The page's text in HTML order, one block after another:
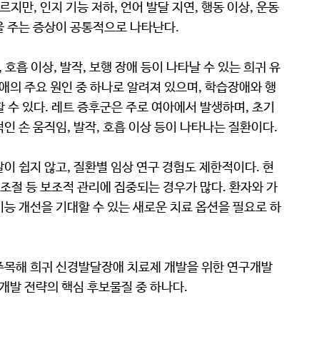
지만, 인지 기능 저하, 언어 발달 지연, 행동 이상, 운동
주는 증상이 공통적으로 나타난다.
흡 이상, 발작, 보행 장애 등이 나타날 수 있는 희귀 유
의 주요 원인 중 하나로 알려져 있으며, 학습장애와 행
있다. 레트 증후군은 주로 여아에서 발생하며, 초기
손 움직임, 발작, 호흡 이상 등이 나타나는 질환이다.
쉽지 않고, 질환별 임상 연구 경험도 제한적이다. 현
절 등 보조적 관리에 집중되는 경우가 많다. 환자와 가
개선을 기대할 수 있는 새로운 치료 옵션을 필요로 하
해 희귀 신경발달장애 치료제 개발을 위한 연구개발
전략의 핵심 후보물질 중 하나다.